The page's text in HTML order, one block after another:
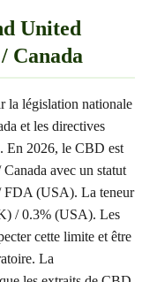
United
Canada
la législation nationale
et les directives
En 2026, le CBD est
avec un statut
FDA (USA). La teneur
/ 0.3% (USA). Les
cette limite et être
La